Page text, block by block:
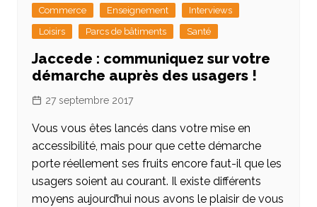
Commerce
Enseignement
Interviews
Loisirs
Parcs de bâtiments Santé
Jaccede : communiquez sur votre
démarche auprès des usagers !
27 septembre 2017
Vous vous êtes lancés dans votre mise en
accessibilité, mais pour que cette démarche
porte réellement ses fruits encore faut-il que les
usagers soient au courant. Il existe différents
moyens aujourd’hui nous avons le plaisir de vous